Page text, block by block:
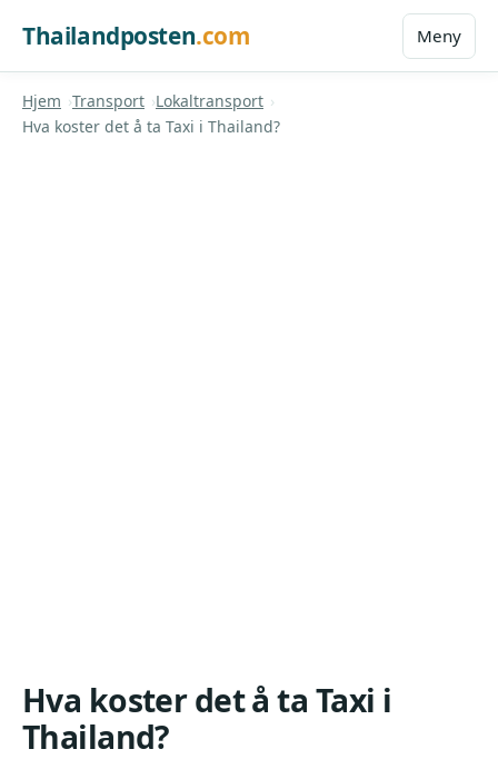
Thailandposten.com Meny
Hjem Transport Lokaltransport
Hva koster det å ta Taxi i Thailand?
Hva koster det å ta Taxi i
Thailand?